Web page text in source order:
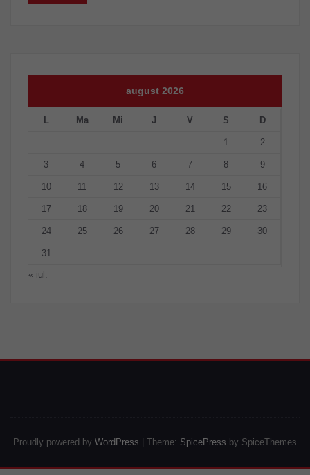
august 2026
L Ma Mi J V S D
1 2
3 4 5 6 7 8 9
10 11 12 13 14 15 16
17 18 19 20 21 22 23
24 25 26 27 28 29 30
31
« iul.
Proudly powered by WordPress | Theme: SpicePress by SpiceThemes